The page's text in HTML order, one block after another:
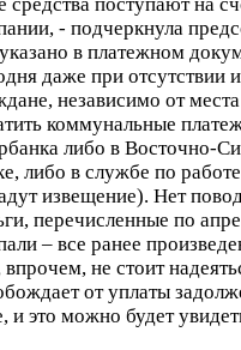
- подчеркнула
в платежном
даже при отсутствии
независимо от
коммунальные
либо в Восточно-
либо в службе по
извещение). Нет
перечисленные по
– все ранее
не стоит
от уплаты
и это можно будет